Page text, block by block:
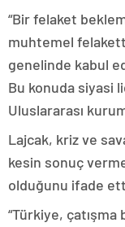
“Bir felaket
muhtemel
genelinde kabul
Bu konuda siyasi
Uluslararası
Lajcak, kriz ve
kesin sonuç
olduğunu ifade
“Türkiye,